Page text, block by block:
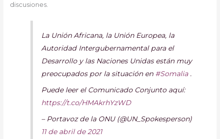
discusiones.
La Unión Africana, la Unión Europea, la
Autoridad Intergubernamental para el
Desarrollo y las Naciones Unidas están muy
preocupados por la situación en #Somalia.
Puede leer el Comunicado Conjunto aquí:
https://t.co/HMAkrhYzWD
– Portavoz de la ONU (@UN_Spokesperson)
11 de abril de 2021